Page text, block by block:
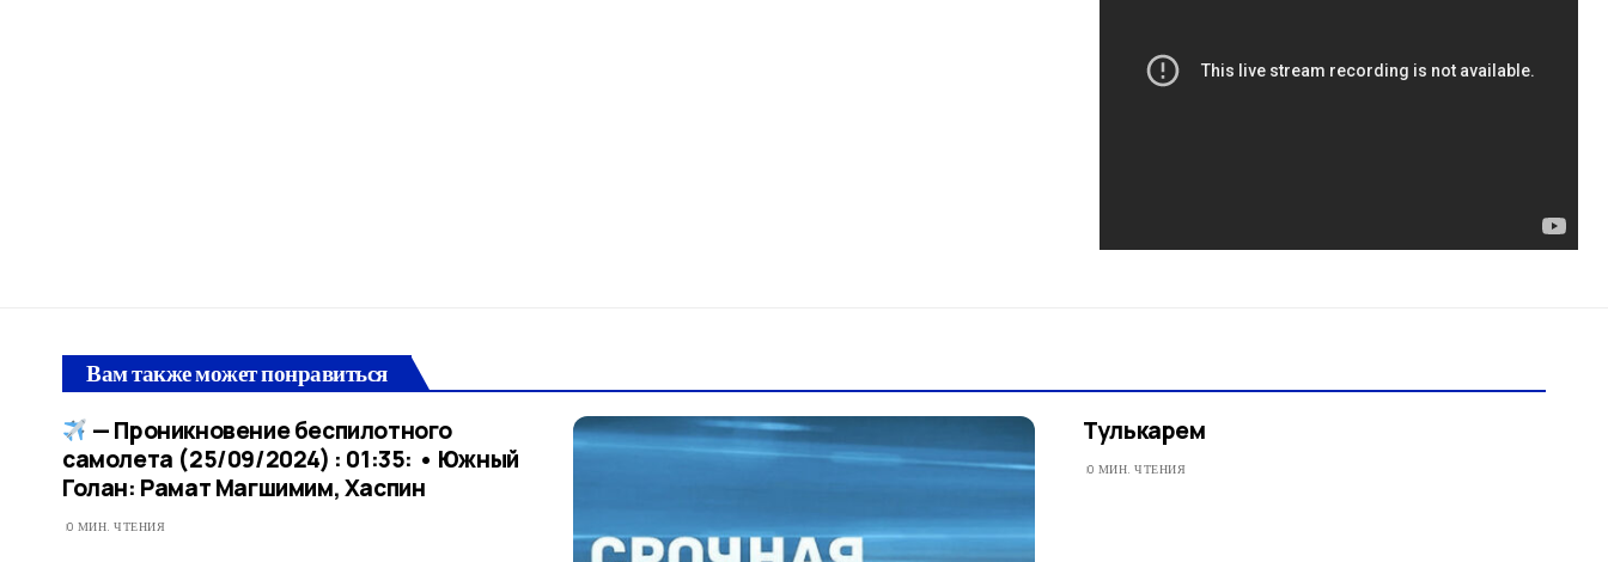
Вам также может понравиться
— Проникновение беспилотного
самолета (25/09/2024) : 01:35: • Южный
Голан: Рамат Магшимим, Хаспин
0 МИН. ЧТЕНИЯ
Тулькарем
0 МИН. ЧТЕНИЯ